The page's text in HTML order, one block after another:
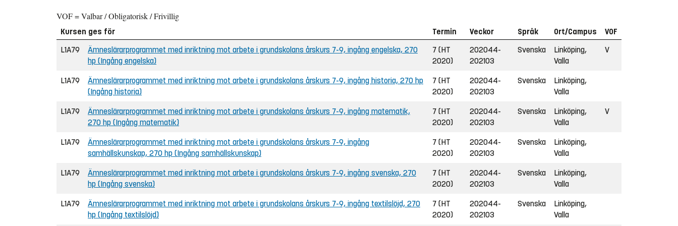
VOF = Valbar / Obligatorisk / Frivillig
Kursen ges för Termin Veckor Språk Ort/Campus
VOF
L1A79
Ämneslärarprogrammet med inriktning mot arbete i grundskolans årskurs 7-9, ingång engelska, 270
hp (Ingång engelska)
7 (HT
2020)
202044-
202103
Svenska
Linköping,
Valla
V
L1A79
Ämneslärarprogrammet med inriktning mot arbete i grundskolans årskurs 7-9, ingång historia, 270 hp
(Ingång historia)
7 (HT
2020)
202044-
202103
Svenska
Linköping,
Valla
L1A79
Ämneslärarprogrammet med inriktning mot arbete i grundskolans årskurs 7-9, ingång matematik,
270 hp (Ingång matematik)
7 (HT
2020)
202044-
202103
Svenska
Linköping,
Valla
V
L1A79
Ämneslärarprogrammet med inriktning mot arbete i grundskolans årskurs 7-9, ingång
samhällskunskap, 270 hp (Ingång samhällskunskap)
7 (HT
2020)
202044-
202103
Svenska
Linköping,
Valla
L1A79
Ämneslärarprogrammet med inriktning mot arbete i grundskolans årskurs 7-9, ingång svenska, 270
hp (Ingång svenska)
7 (HT
2020)
202044-
202103
Svenska
Linköping,
Valla
L1A79
Ämneslärarprogrammet med inriktning mot arbete i grundskolans årskurs 7-9, ingång textilslöjd, 270
hp (Ingång textilslöjd)
7 (HT
2020)
202044-
202103
Svenska
Linköping,
Valla